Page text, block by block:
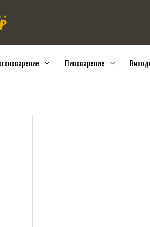
Пивоварение